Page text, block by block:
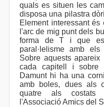
quals es situen les
disposa una pilastra
Element interessant
l'arc de mig punt dels
forma de T i que
paral·lelisme amb
Sobre aquests
cada capitell i sobre
Damunt hi ha una
amb boles, dues als
quatre als costats
l'Associació Amics del